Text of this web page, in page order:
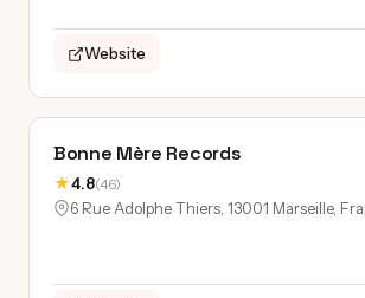
Website
Bonne Mère Records
★4.8(46)
6 Rue Adolphe Thiers, 13001 Marseille,